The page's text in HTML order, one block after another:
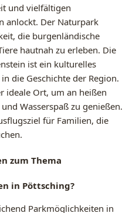
und vielfältigen
anlockt. Der Naturpark
die burgenländische
hautnah zu erleben. Die
ist ein kulturelles
die Geschichte der Region.
ideale Ort, um an heißen
Wasserspaß zu genießen.
für Familien, die
zum Thema
in Pöttsching?
Parkmöglichkeiten in